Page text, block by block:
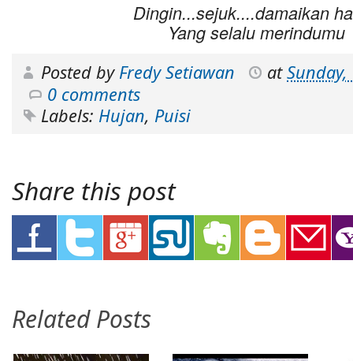
Dingin...sejuk....damaikan
Yang selalu merindumu
Posted by Fredy Setiawan at
0 comments
Labels: Hujan, Puisi
Share this post
Related Posts